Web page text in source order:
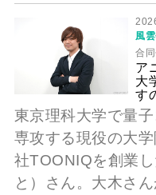
風
合
ア
大
す
東京理科大学で量
専攻する現役の大
社TOONIQを創業
と）さん。大木さ